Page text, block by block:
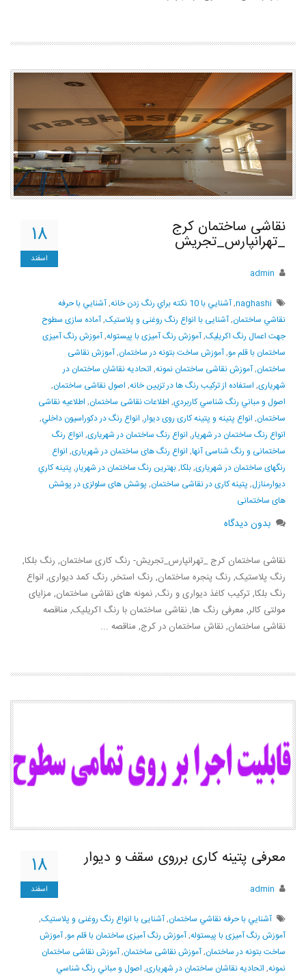
۱۸
اسفند
نقاشی ساختمان کرج
_تهرانپارس_تجریش
admin
naghashi
,آشنايي با 10 نکته براي رنگ زدن خانه ,آشنايي با حرفه
نقاشي ساختمان,آشنایی با انواع رنگ روغنی و پلاستیک,آماده سازی سطوح
جهت اعمال رنگ اکریلیک,آموزش رنگ آمیزی با پیستوله,آموزش رنگ آمیزی
ساختمان با قلم مو,آموزش ساخت بتونه در ساختمان,آموزش نقاشی
ساختمان,آموزش نقاشی ساختمان نمونه, اتحادیه نقاشان ساختمان در
شهریاری, استفاده از ترکیب رنگ ها در تزیین خانه, اصول نقاشی ساختمان,
اصول و مباني رنگ شناسي كاربردي, اطلاعات نقاشی ساختمان, اطلاعیه نقاشی
ساختمان, انواع پتینه و پتینه کاری روی دیوار, انواع رنگ در دكوراسيون داخلي,
انواع رنگ ساختمان در شهریار, انواع رنگ ساختمان در شهریاری, انواع رنگ
ساختمانی و رنگ شناسی آنها, انواع رنگ های ساختمان در شهریاری, انواع
رنگهای ساختمان در شهریاری,بلكا,بهترین رنگ ساختمان در شهریار, پتينه کاري
ديوارمنازل, پتینه کاری در نقاشی ساختمان, پوشش های سلولزی در پوشش
های ساختمانی
بدون دیدگاه
نقاشی ساختمان کرج _تهرانپارس_تجریش- رنگ کاری ساختمان, رنگ بلکا,
رنگ پلاستیک, رنگ پنجره ساختمان, رنگ استخر, رنگ کمد دیواری, انواع
رنگ بلکا, ترکیب کاغذ دیواری و رنگ, نمونه های نقاشی ساختمان, مزایای
مولتی کالر, معرفی رنگ ها, نقاشی ساختمان با رنگ اکریلیک, مناقصه
نقاشی ساختمان, نقاش ساختمان در کرج, مناقصه ...
۱۸
اسفند
معرفی پتینه کاری برروی سقف و دیوار
admin
آشنايي با حرفه نقاشي ساختمان,آشنایی با انواع رنگ روغنی و پلاستیک,
آموزش رنگ آمیزی با پیستوله,آموزش رنگ آمیزی ساختمان با قلم مو,آموزش
ساخت بتونه در ساختمان,آموزش نقاشی ساختمان,آموزش نقاشی ساختمان
نمونه, اتحادیه نقاشان ساختمان در شهریاری, اصول و مباني رنگ شناسي